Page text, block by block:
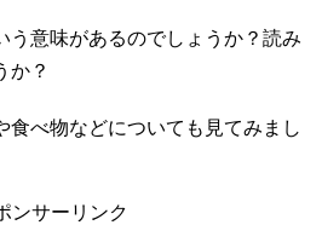
う意味があるのでしょうか？読み
か？
食べ物などについても見てみまし
ンサーリンク